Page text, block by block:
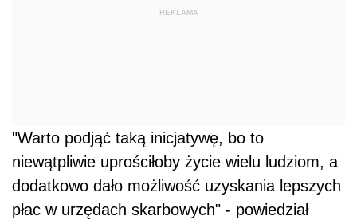
REKLAMA
"Warto podjąć taką inicjatywę, bo to
niewątpliwie uprościłoby życie wielu ludziom, a
dodatkowo dało możliwość uzyskania lepszych
płac w urzędach skarbowych" - powiedział